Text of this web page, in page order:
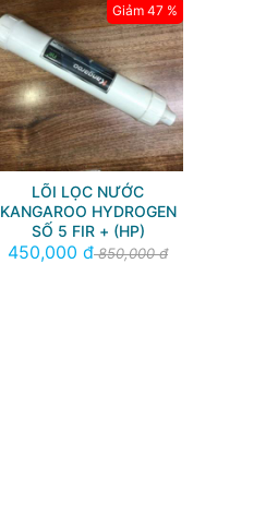
LÕI LỌC NƯỚC
KANGAROO HYDROGEN
SỐ 5 FIR + (HP)
450,000 đ850,000 đ
Giảm 47 %